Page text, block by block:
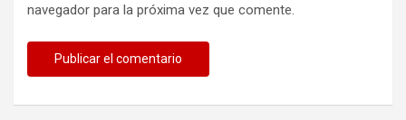
navegador para la próxima vez que comente.